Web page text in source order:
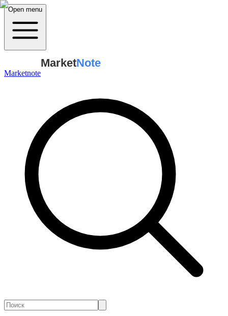
Open menu
Marketnote
MarketNote